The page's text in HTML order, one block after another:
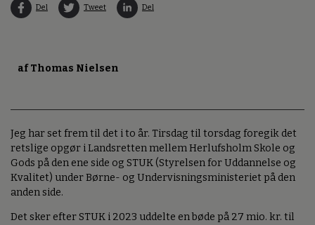
Del Tweet Del
af Thomas Nielsen
Jeg har set frem til det i to år. Tirsdag til torsdag foregik det
retslige opgør i Landsretten mellem Herlufsholm Skole og
Gods på den ene side og STUK (Styrelsen for Uddannelse og
Kvalitet) under Børne- og Undervisningsministeriet på den
anden side.
Det sker efter STUK i 2023 uddelte en bøde på 27 mio. kr. til